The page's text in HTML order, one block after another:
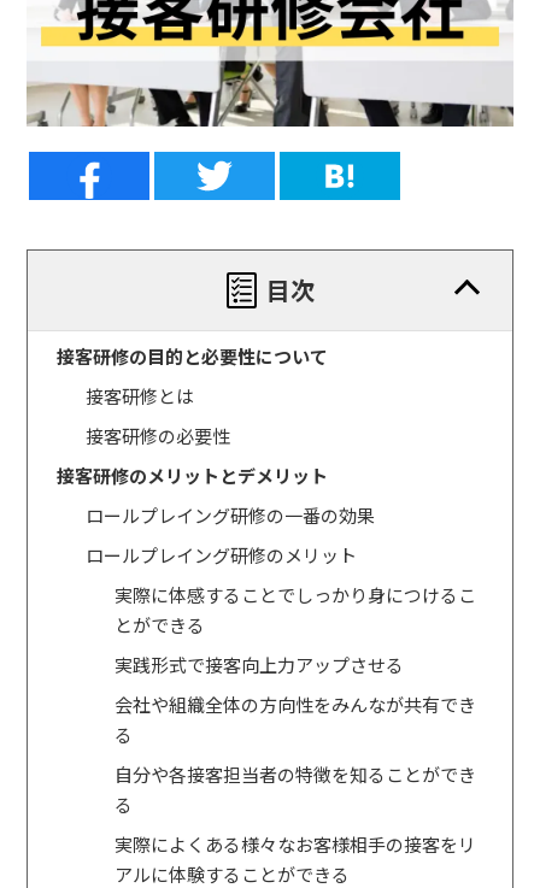
目次
接客研修の目的と必要性について
接客研修とは
接客研修の必要性
接客研修のメリットとデメリット
ロールプレイング研修の一番の効果
ロールプレイング研修のメリット
実際に体感することでしっかり身につけるこ
とができる
実践形式で接客向上力アップさせる
会社や組織全体の方向性をみんなが共有でき
る
自分や各接客担当者の特徴を知ることができ
る
実際によくある様々なお客様相手の接客をリ
アルに体験することができる